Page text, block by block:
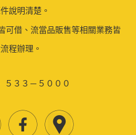
說明清楚。
可借、流當品販售等相關業務皆
程辦理。
５３３－５０００